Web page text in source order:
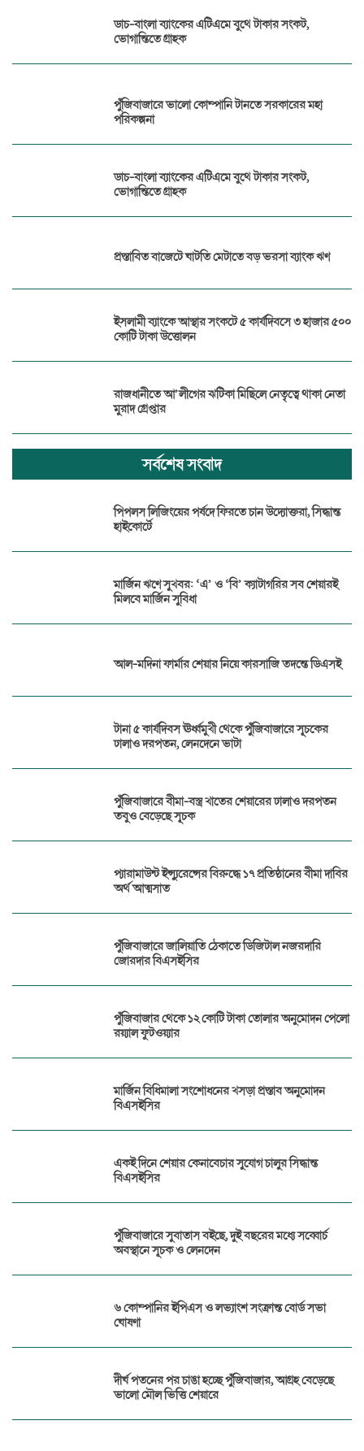
ডাচ-বাংলা ব্যাংকের এটিএমে বুথে টাকার সংকট,
ভোগান্তিতে গ্রাহক
পুঁজিবাজারে ভালো কোম্পানি টানতে সরকারের মহা
পরিকল্পনা
ডাচ-বাংলা ব্যাংকের এটিএমে বুথে টাকার সংকট,
ভোগান্তিতে গ্রাহক
প্রস্তাবিত বাজেটে ঘাটতি মেটাতে বড় ভরসা ব্যাংক ঋণ
ইসলামী ব্যাংকে আস্থার সংকটে ৫ কার্যদিবসে ৩ হাজার ৫০০
কোটি টাকা উত্তোলন
রাজধানীতে আ’লীগের ঝটিকা মিছিলে নেতৃত্বে থাকা নেতা
মুরাদ গ্রেপ্তার
সর্বশেষ সংবাদ
পিপলস লিজিংয়ের পর্ষদে ফিরতে চান উদ্যোক্তরা, সিদ্ধান্ত
হাইকোর্টে
মার্জিন ঋণে সুখবর: ‘এ’ ও ‘বি’ ক্যাটাগরির সব শেয়ারই
মিলবে মার্জিন সুবিধা
আল-মদিনা ফার্মার শেয়ার নিয়ে কারসাজি তদন্তে ডিএসই
টানা ৫ কার্যদিবস ঊর্ধ্বমুখী থেকে পুঁজিবাজারে সূচকের
ঢালাও দরপতন, লেনদেনে ভাটা
পুঁজিবাজারে বীমা-বস্ত্র খাতের শেয়ারের ঢালাও দরপতন
তবুও বেড়েছে সূচক
প্যারামাউন্ট ইন্স্যুরেন্সের বিরুদ্ধে ১৭ প্রতিষ্ঠানের বীমা দাবির
অর্থ আত্মসাত
পুঁজিবাজারে জালিয়াতি ঠেকাতে ডিজিটাল নজরদারি
জোরদার বিএসইসির
পুঁজিবাজার থেকে ১২ কোটি টাকা তোলার অনুমোদন পেলো
রয়্যাল ফুটওয়্যার
মার্জিন বিধিমালা সংশোধনের খসড়া প্রস্তাব অনুমোদন
বিএসইসির
একই দিনে শেয়ার কেনাবেচার সুযোগ চালুর সিদ্ধান্ত
বিএসইসির
পুঁজিবাজারে সুবাতাস বইছে, দুই বছরের মধ্যে সব্বোর্চ
অবস্থানে সূচক ও লেনদেন
৬ কোম্পানির ইপিএস ও লভ্যাংশ সংক্রান্ত বোর্ড সভা
ঘোষণা
দীর্ঘ পতনের পর চাঙা হচ্ছে পুঁজিবাজার, আগ্রহ বেড়েছে
ভালো মৌল ভিত্তি শেয়ারে